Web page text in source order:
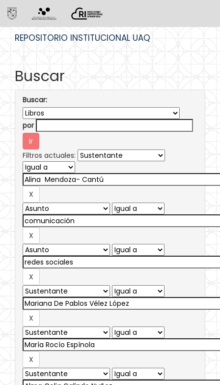
REPOSITORIO INSTITUCIONAL UAQ
Buscar
Buscar:
por
Filtros actuales: